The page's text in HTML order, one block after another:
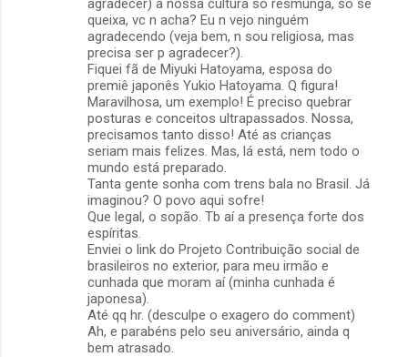
agradecer) a nossa cultura só resmunga, só se
queixa, vc n acha? Eu n vejo ninguém
agradecendo (veja bem, n sou religiosa, mas
precisa ser p agradecer?).
Fiquei fã de Miyuki Hatoyama, esposa do
premiê japonês Yukio Hatoyama. Q figura!
Maravilhosa, um exemplo! É preciso quebrar
posturas e conceitos ultrapassados. Nossa,
precisamos tanto disso! Até as crianças
seriam mais felizes. Mas, lá está, nem todo o
mundo está preparado.
Tanta gente sonha com trens bala no Brasil. Já
imaginou? O povo aqui sofre!
Que legal, o sopão. Tb aí a presença forte dos
espíritas.
Enviei o link do Projeto Contribuição social de
brasileiros no exterior, para meu irmão e
cunhada que moram aí (minha cunhada é
japonesa).
Até qq hr. (desculpe o exagero do comment)
Ah, e parabéns pelo seu aniversário, ainda q
bem atrasado.